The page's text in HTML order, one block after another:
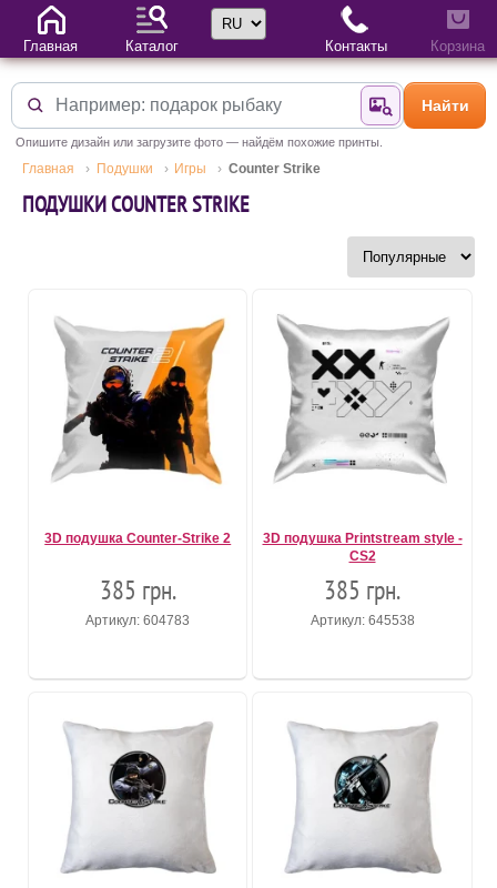
Найти поНайти
Опишите дизайн или загрузите фото — найдём похожие принты.
Главная Подушки Игры Counter Strike
ПОДУШКИ COUNTER STRIKE
3D подушка Counter-Strike 2
385 грн.
Артикул: 604783
3D подушка Printstream style -
CS2
385 грн.
Артикул: 645538
Главная Каталог
Выбор языка
Контакты Корзина